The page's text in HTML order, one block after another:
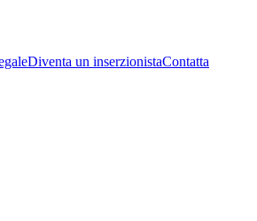
Diventa un inserzionistaContatta